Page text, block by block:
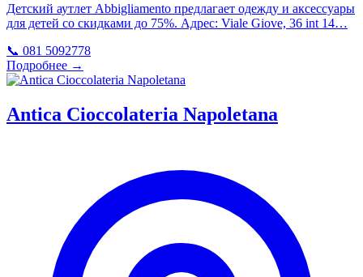
Детский аутлет Abbigliamento предлагает одежду и аксессуары
для детей со скидками до 75%. Адрес: Viale Giove, 36 int 14…
📞 081 5092778
Подробнее →
Antica Cioccolateria Napoletana